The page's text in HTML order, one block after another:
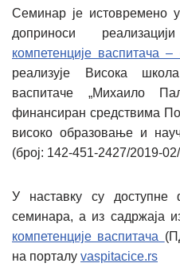
Семинар је истовремено
доприноси
компетенције васпитача
реализује Висока
васпитаче „Михаило
финансиран средствима
високо образовање и
(број: 142-451-2427/2019-
У наставку су доступне
семинара, а из садржаја
компетенције васпитача
на порталу vaspitacice.rs